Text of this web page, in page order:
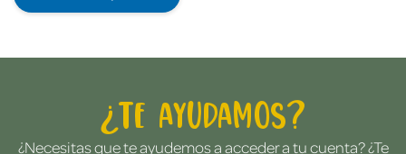
¿Te ayudamos?
¿Necesitas que te ayudemos a acceder a tu cuenta? ¿Te